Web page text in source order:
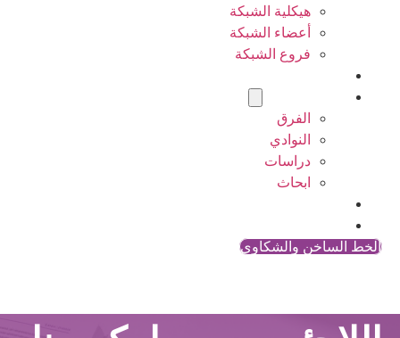
هيكلية الشبكة
أعضاء الشبكة
فروع الشبكة
الفرق
النوادي
دراسات
ابحاث
الخط الساخن والشكاوي